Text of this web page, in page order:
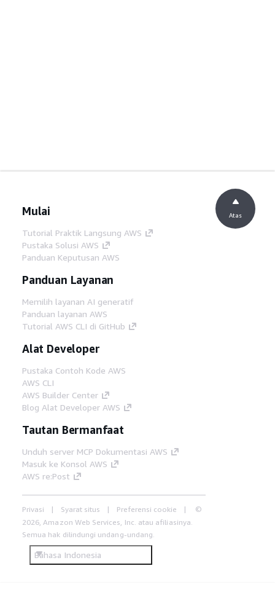
Mulai
Tutorial Praktik Langsung AWS
Pustaka Solusi AWS
Panduan Keputusan AWS
Panduan Layanan
Memilih layanan AI generatif
Panduan layanan AWS
Tutorial AWS CLI di GitHub
Alat Developer
Pustaka Contoh Kode AWS
AWS CLI
AWS Builder Center
Blog Alat Developer AWS
Tautan Bermanfaat
Unduh server MCP Dokumentasi AWS
Masuk ke Konsol AWS
AWS re:Post
Privasi Syarat situs Preferensi cookie
©
2026, Amazon Web Services, Inc. atau afiliasinya.
Semua hak dilindungi undang-undang.
Bahasa Indonesia
Atas